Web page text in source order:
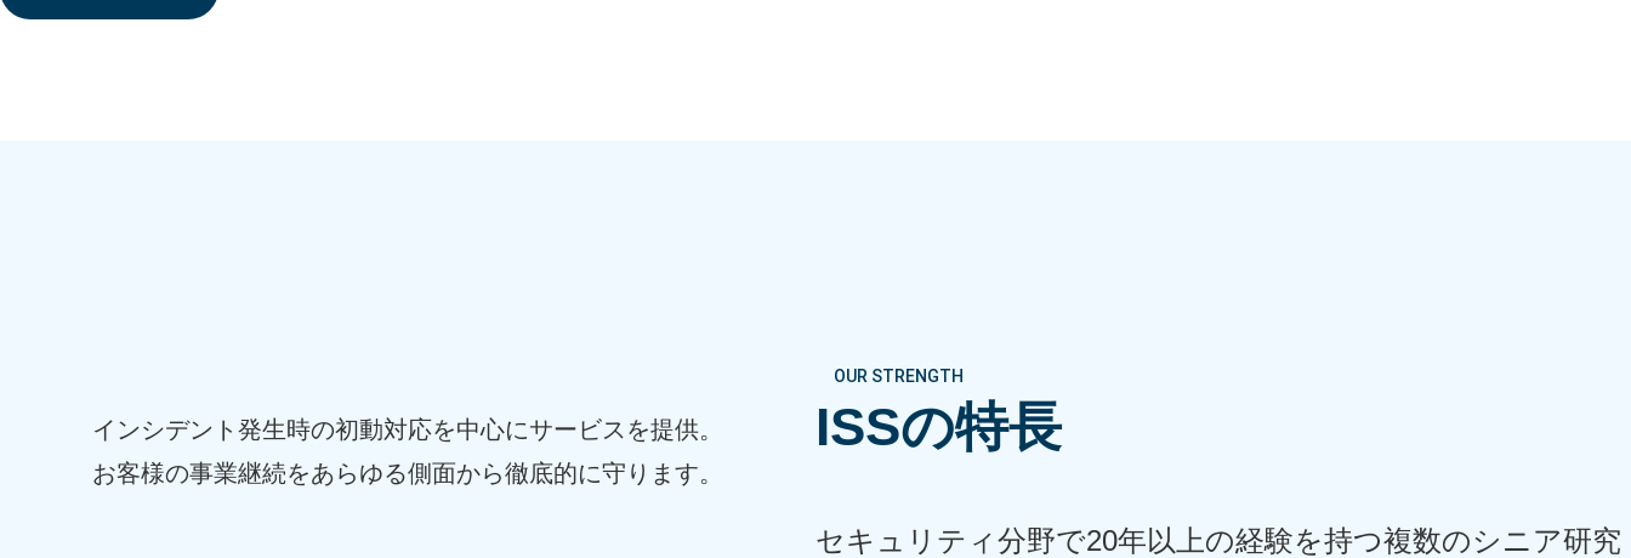
インシデント発生時の初動対応を中心にサービスを提供。
お客様の事業継続をあらゆる側面から徹底的に守ります。
OUR STRENGTH
ISSの特長
セキュリティ分野で20年以上の経験を持つ複数のシニア研究